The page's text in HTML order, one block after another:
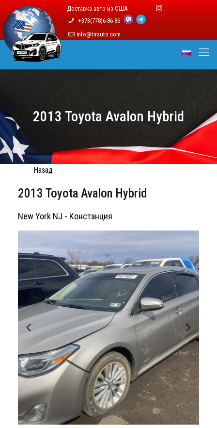
Доставка авто из США
+373(778)6-86-86
info@tirauto.com
2013 Toyota Avalon Hybrid
Назад
2013 Toyota Avalon Hybrid
New York NJ - Констанция